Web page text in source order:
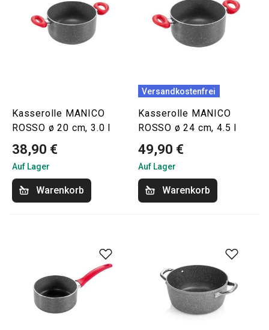
Kasserolle MANICO
ROSSO ø 20 cm, 3.0 l
38,90 €
Auf Lager
Warenkorb
Versandkostenfrei
Kasserolle MANICO
ROSSO ø 24 cm, 4.5 l
49,90 €
Auf Lager
Warenkorb